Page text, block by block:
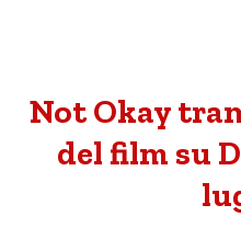
Not Okay
del film su